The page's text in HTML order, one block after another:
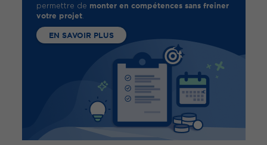
permettre de monter en compétences sans freiner
votre projet.
EN SAVOIR PLUS